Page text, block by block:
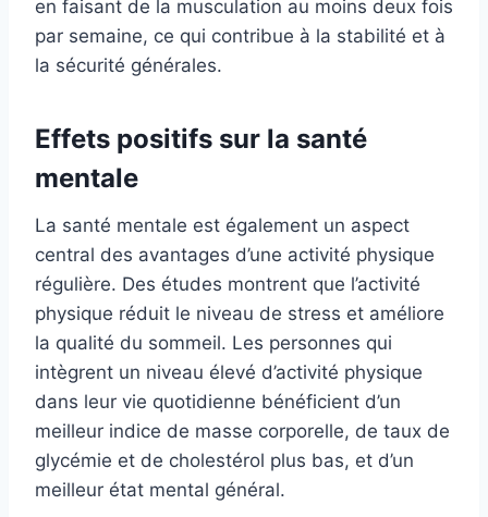
en faisant de la musculation au moins deux fois
par semaine, ce qui contribue à la stabilité et à
la sécurité générales.
Effets positifs sur la santé
mentale
La santé mentale est également un aspect
central des avantages d’une activité physique
régulière. Des études montrent que l’activité
physique réduit le niveau de stress et améliore
la qualité du sommeil. Les personnes qui
intègrent un niveau élevé d’activité physique
dans leur vie quotidienne bénéficient d’un
meilleur indice de masse corporelle, de taux de
glycémie et de cholestérol plus bas, et d’un
meilleur état mental général.